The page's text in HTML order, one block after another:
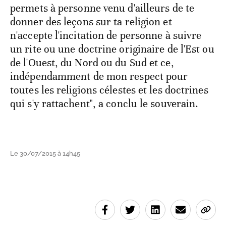
permets à personne venu d'ailleurs de te
donner des leçons sur ta religion et
n'accepte l'incitation de personne à suivre
un rite ou une doctrine originaire de l'Est ou
de l'Ouest, du Nord ou du Sud et ce,
indépendamment de mon respect pour
toutes les religions célestes et les doctrines
qui s'y rattachent", a conclu le souverain.
Le 30/07/2015 à 14h45